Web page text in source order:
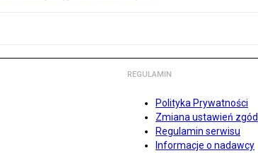
REGULAMIN
Polityka Prywatności
Zmiana ustawień zgód
Regulamin serwisu
Informacje o nadawcy